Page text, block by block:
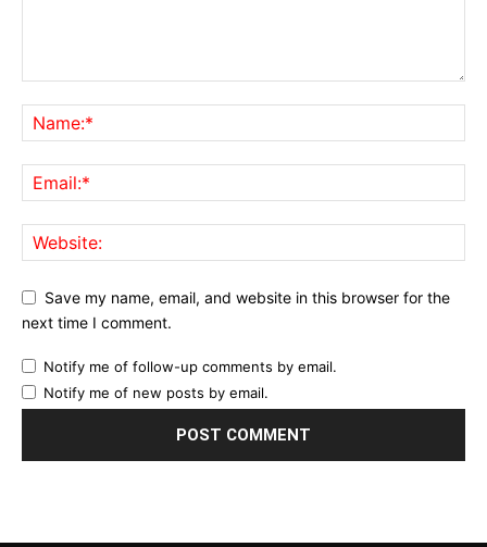
Save my name, email, and website in this browser for the
next time I comment.
Notify me of follow-up comments by email.
Notify me of new posts by email.